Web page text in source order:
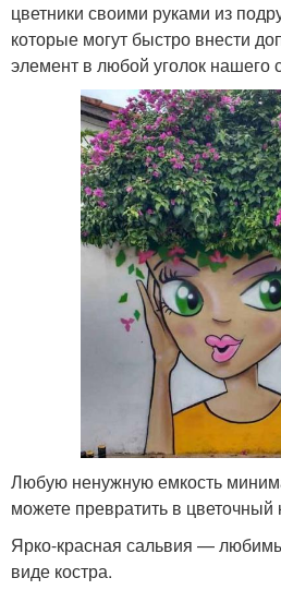
цветники своими руками из
которые могут быстро внести
элемент в любой уголок нашего
Любую ненужную емкость
можете превратить в цветочный
Ярко-красная сальвия —
виде костра.